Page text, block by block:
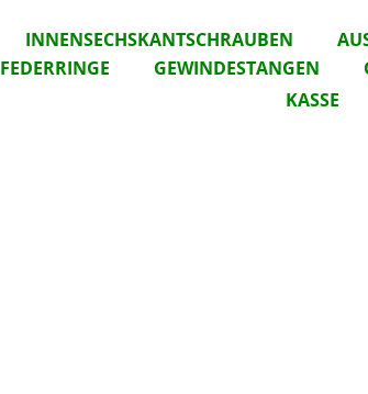
INNENSECHSKANTSCHRAUBEN
FEDERRINGE GEWINDESTANGEN
KASSE